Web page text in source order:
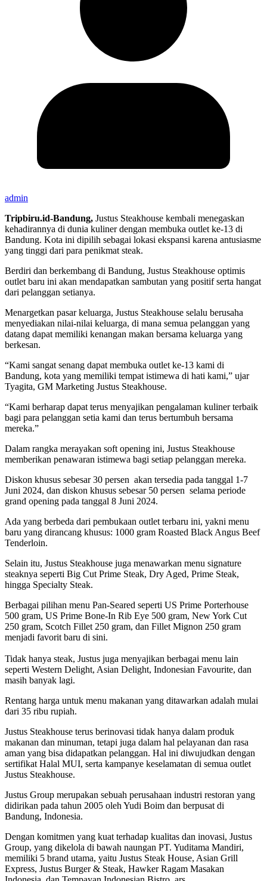
admin
Tripbiru.id-Bandung, Justus Steakhouse kembali menegaskan
kehadirannya di dunia kuliner dengan membuka outlet ke-13 di
Bandung. Kota ini dipilih sebagai lokasi ekspansi karena antusiasme
yang tinggi dari para penikmat steak.
Berdiri dan berkembang di Bandung, Justus Steakhouse optimis
outlet baru ini akan mendapatkan sambutan yang positif serta hangat
dari pelanggan setianya.
Menargetkan pasar keluarga, Justus Steakhouse selalu berusaha
menyediakan nilai-nilai keluarga, di mana semua pelanggan yang
datang dapat memiliki kenangan makan bersama keluarga yang
berkesan.
“Kami sangat senang dapat membuka outlet ke-13 kami di
Bandung, kota yang memiliki tempat istimewa di hati kami,” ujar
Tyagita, GM Marketing Justus Steakhouse.
“Kami berharap dapat terus menyajikan pengalaman kuliner terbaik
bagi para pelanggan setia kami dan terus bertumbuh bersama
mereka.”
Dalam rangka merayakan soft opening ini, Justus Steakhouse
memberikan penawaran istimewa bagi setiap pelanggan mereka.
Diskon khusus sebesar 30 persen akan tersedia pada tanggal 1-7
Juni 2024, dan diskon khusus sebesar 50 persen selama periode
grand opening pada tanggal 8 Juni 2024.
Ada yang berbeda dari pembukaan outlet terbaru ini, yakni menu
baru yang dirancang khusus: 1000 gram Roasted Black Angus Beef
Tenderloin.
Selain itu, Justus Steakhouse juga menawarkan menu signature
steaknya seperti Big Cut Prime Steak, Dry Aged, Prime Steak,
hingga Specialty Steak.
Berbagai pilihan menu Pan-Seared seperti US Prime Porterhouse
500 gram, US Prime Bone-In Rib Eye 500 gram, New York Cut
250 gram, Scotch Fillet 250 gram, dan Fillet Mignon 250 gram
menjadi favorit baru di sini.
Tidak hanya steak, Justus juga menyajikan berbagai menu lain
seperti Western Delight, Asian Delight, Indonesian Favourite, dan
masih banyak lagi.
Rentang harga untuk menu makanan yang ditawarkan adalah mulai
dari 35 ribu rupiah.
Justus Steakhouse terus berinovasi tidak hanya dalam produk
makanan dan minuman, tetapi juga dalam hal pelayanan dan rasa
aman yang bisa didapatkan pelanggan. Hal ini diwujudkan dengan
sertifikat Halal MUI, serta kampanye keselamatan di semua outlet
Justus Steakhouse.
Justus Group merupakan sebuah perusahaan industri restoran yang
didirikan pada tahun 2005 oleh Yudi Boim dan berpusat di
Bandung, Indonesia.
Dengan komitmen yang kuat terhadap kualitas dan inovasi, Justus
Group, yang dikelola di bawah naungan PT. Yuditama Mandiri,
memiliki 5 brand utama, yaitu Justus Steak House, Asian Grill
Express, Justus Burger & Steak, Hawker Ragam Masakan